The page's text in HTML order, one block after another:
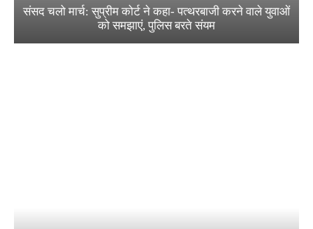
संसद चलो मार्च: सुप्रीम कोर्ट ने कहा- पत्थरबाजी करने वाले युवाओं
को समझाएं, पुलिस बरते संयम